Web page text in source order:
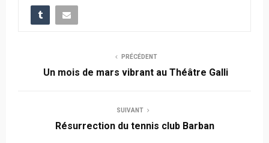
PRÉCÉDENT
Un mois de mars vibrant au Théâtre Galli
SUIVANT
Résurrection du tennis club Barban